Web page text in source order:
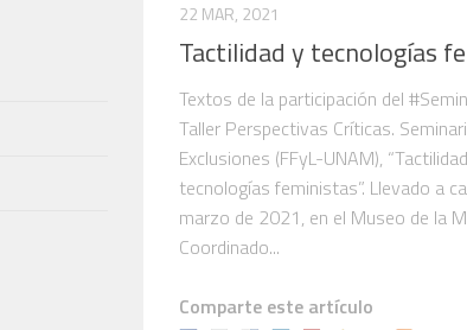
22 MAR, 2021
Tactilidad y tecnologías
Textos de la participación del
Taller Perspectivas Críticas.
Exclusiones (FFyL-UNAM),
tecnologías feministas”. Llevado a
marzo de 2021, en el Museo de la
Coordinado...
Comparte este artículo